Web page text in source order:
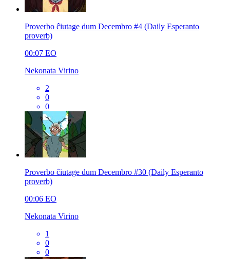
Proverbo ĉiutage dum Decembro #4 (Daily Esperanto
proverb)
00:07 EO
Nekonata Virino
2
0
0
Proverbo ĉiutage dum Decembro #30 (Daily Esperanto
proverb)
00:06 EO
Nekonata Virino
1
0
0